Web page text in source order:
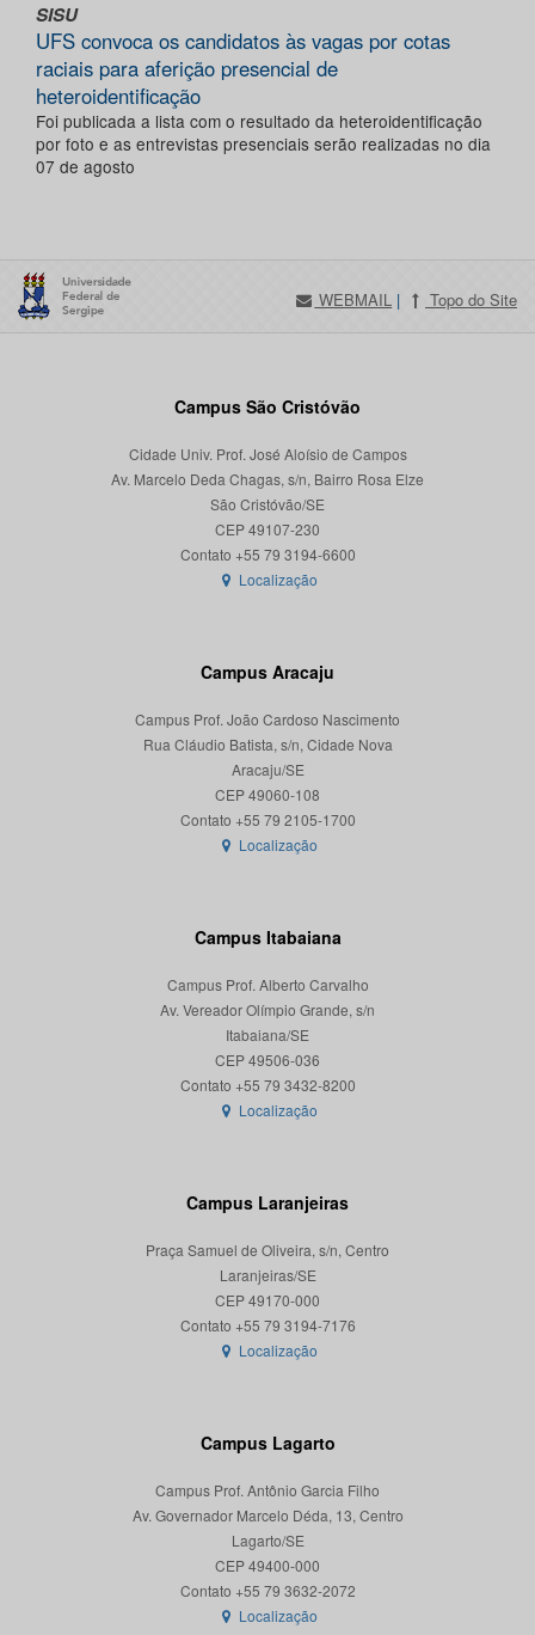
SISU
UFS convoca os candidatos às vagas por cotas
raciais para aferição presencial de
heteroidentificação
Foi publicada a lista com o resultado da heteroidentificação
por foto e as entrevistas presenciais serão realizadas no dia
07 de agosto
WEBMAIL | Topo do Site
Campus São Cristóvão
Cidade Univ. Prof. José Aloísio de Campos
Av. Marcelo Deda Chagas, s/n, Bairro Rosa Elze
São Cristóvão/SE
CEP 49107-230
Localização
Campus Aracaju
Campus Prof. João Cardoso Nascimento
Rua Cláudio Batista, s/n, Cidade Nova
Aracaju/SE
CEP 49060-108
Localização
Campus Itabaiana
Campus Prof. Alberto Carvalho
Av. Vereador Olímpio Grande, s/n
Itabaiana/SE
CEP 49506-036
Localização
Campus Laranjeiras
Praça Samuel de Oliveira, s/n, Centro
Laranjeiras/SE
CEP 49170-000
Localização
Campus Lagarto
Campus Prof. Antônio Garcia Filho
Av. Governador Marcelo Déda, 13, Centro
Lagarto/SE
CEP 49400-000
Localização